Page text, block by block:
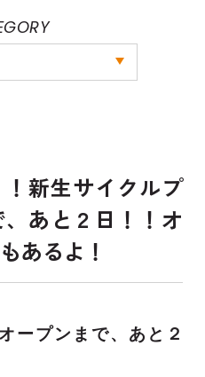
新生サイクルプ
あと２日！！オ
あるよ！
ープンまで、あと２